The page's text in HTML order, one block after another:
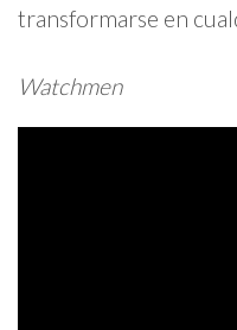
transformarse en
Watchmen